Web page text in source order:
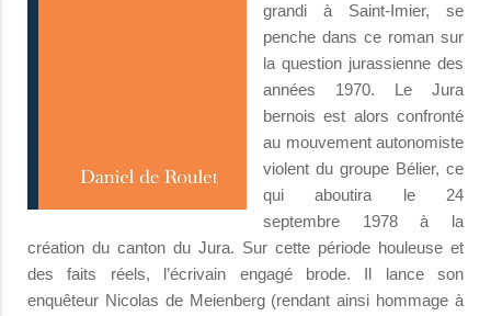
grandi à Saint-Imier, se
penche dans ce roman sur
la question jurassienne des
années 1970. Le Jura
bernois est alors confronté
au mouvement autonomiste
violent du groupe Bélier, ce
qui aboutira le 24
septembre 1978 à la
création du canton du Jura. Sur cette période houleuse et
des faits réels, l’écrivain engagé brode. Il lance son
enquêteur Nicolas de Meienberg (rendant ainsi hommage à